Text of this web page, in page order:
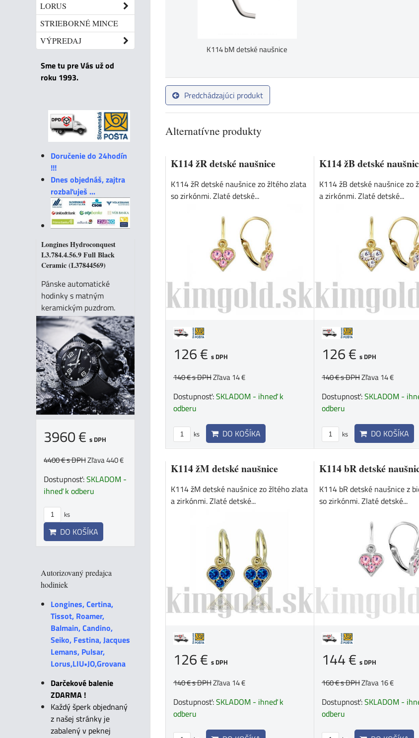
K114 bM detské naušnice
Predchádzajúci produkt
Alternatívne produkty
K114 žR detské naušnice
K114 žR detské naušnice zo žltého zlata
so zirkónmi. Zlaté detské...
126 € s DPH
140 €s DPHZľava 14 €
Dostupnosť:SKLADOM - ihneď k
odberu
ks DO KOŠÍKA
K114 žB detské
K114 žB detské naušnice zo
a zirkónmi. Zlaté detské...
126 € s DPH
140 €s DPHZľava 14 €
Dostupnosť:SKLADOM -
odberu
ks DO KOŠÍKA
K114 žM detské naušnice
K114 žM detské naušnice zo žltého zlata
a zirkónmi. Zlaté detské...
126 € s DPH
140 €s DPHZľava 14 €
Dostupnosť:SKLADOM - ihneď k
odberu
K114 bR detské
K114 bR detské naušnice z
so zirkónmi. Zlaté detské...
144 € s DPH
160 €s DPHZľava 16 €
Dostupnosť:SKLADOM -
odberu
LORUS
STRIEBORNÉ MINCE
VÝPREDAJ
Sme tu pre Vás už od
roku 1993.
Doručenie do 24hodín
!!!
Dnes objednáš, zajtra
rozbaľuješ ...
Longines Hydroconquest
L3.784.4.56.9 Full Black
Ceramic (L37844569)
Pánske automatické
hodinky s matným
keramickým puzdrom.
3960 € s DPH
4400 €s DPHZľava 440 €
Dostupnosť:SKLADOM -
ihneď k odberu
ks
DO KOŠÍKA
Autorizovaný predajca
hodiniek
Longines, Certina,
Tissot, Roamer,
Balmain, Candino,
Seiko, Festina, Jacques
Lemans, Pulsar,
Lorus,LIU•JO,Grovana
Darčekové balenie
ZDARMA !
Každý šperk objednaný
z našej stránky je
zabalený v peknej